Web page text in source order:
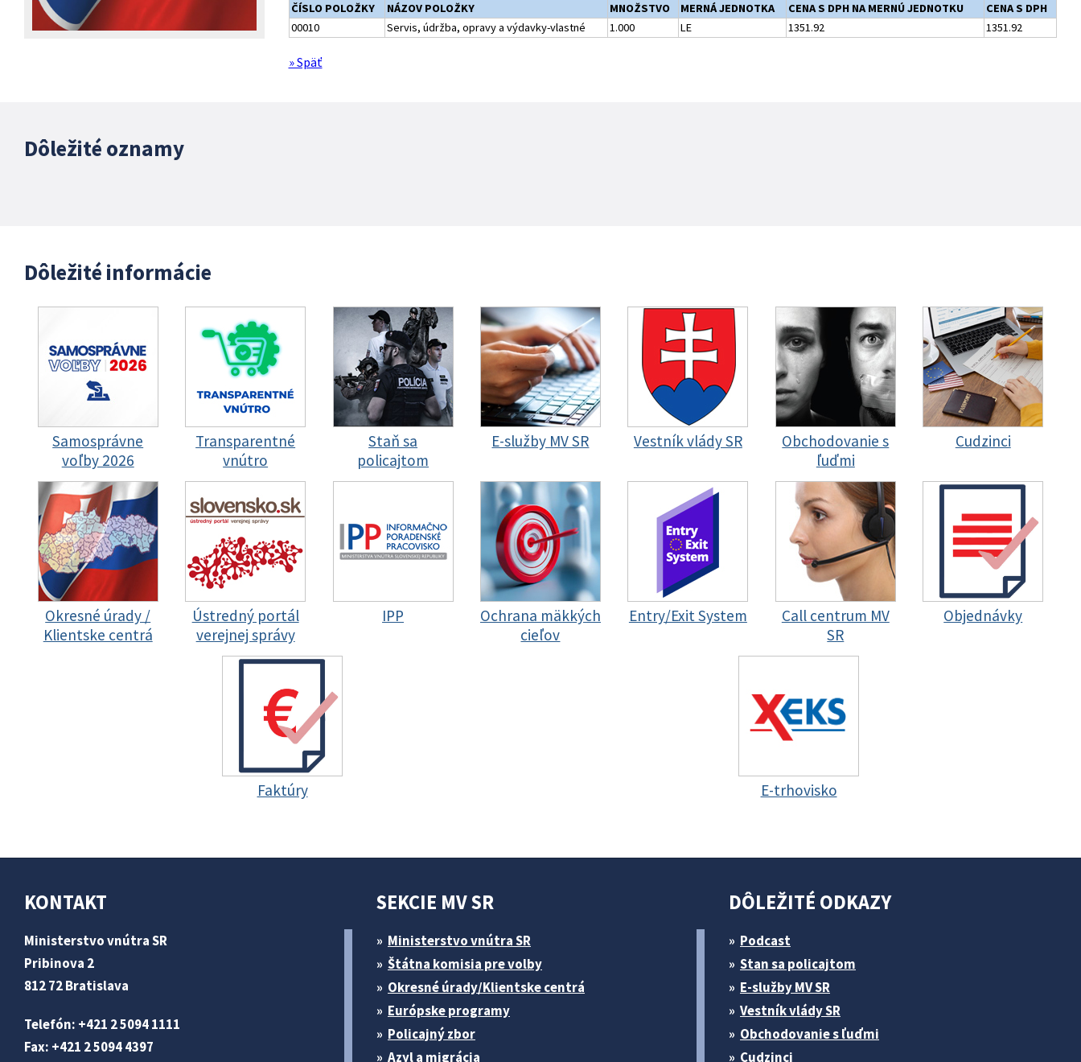
ČÍSLO POLOŽKY NÁZOV POLOŽKY MNOŽSTVO MERNÁ JEDNOTKA CENA S DPH NA MERNÚ JEDNOTKU
CENA S DPH
00010
Servis, údržba, opravy a výdavky-vlastné 1.000 LE 1351.92 1351.92
» Späť
Dôležité oznamy
Dôležité informácie
Samosprávne
voľby 2026
Transparentné
vnútro
Staň sa
policajtom
E-služby MV SR Vestník vlády SR
Obchodovanie s
ľuďmi
Cudzinci
Okresné úrady /
Klientske centrá
Ústredný portál
verejnej správy
IPP
Ochrana mäkkých
cieľov
Entry/Exit System
Call centrum MV
SR
Objednávky
Faktúry E-trhovisko
KONTAKT
Ministerstvo vnútra SR
Pribinova 2
812 72 Bratislava
Telefón: +421 2 5094 1111
Fax: +421 2 5094 4397
SEKCIE MV SR
Ministerstvo vnútra SR
Štátna komisia pre volby
Okresné úrady/Klientske centrá
Európske programy
Policajný zbor
Azyl a migrácia
DÔLEŽITÉ ODKAZY
Podcast
Stan sa policajtom
E-služby MV SR
Vestník vlády SR
Obchodovanie s ľuďmi
Cudzinci